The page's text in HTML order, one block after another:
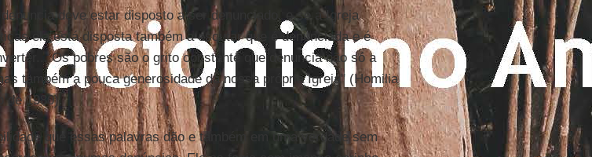
denuncia deve estar disposto a ser denunciado, e se a Igreja
ela está disposta também a escutar que é denunciada e é
Os pobres são o grito constante que denuncia não só a
também a pouca generosidade da nossa própria Igreja" (Homilia
de 1980).
que essas palavras dão e também em uma verdade sem